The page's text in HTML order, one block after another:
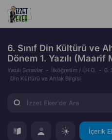
6. Sınıf Din Kültürü ve
Dönem 1. Yazılı (Maarif
Yazılı Sınavlar İlköğretim / İ.H.O.
6.
Din Kültürü ve Ahlak Bilgisi
İçerik